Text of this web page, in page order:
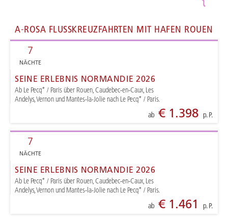
A-ROSA FLUSSKREUZFAHRTEN MIT HAFEN ROUEN
7
NÄCHTE
SEINE ERLEBNIS NORMANDIE 2026
Ab Le Pecq* / Paris über Rouen, Caudebec-en-Caux, Les
Andelys, Vernon und Mantes-la-Jolie nach Le Pecq* / Paris.
ab€ 1.398 p. P.
7
NÄCHTE
SEINE ERLEBNIS NORMANDIE 2026
Ab Le Pecq* / Paris über Rouen, Caudebec-en-Caux, Les
Andelys, Vernon und Mantes-la-Jolie nach Le Pecq* / Paris.
ab€ 1.461 p. P.